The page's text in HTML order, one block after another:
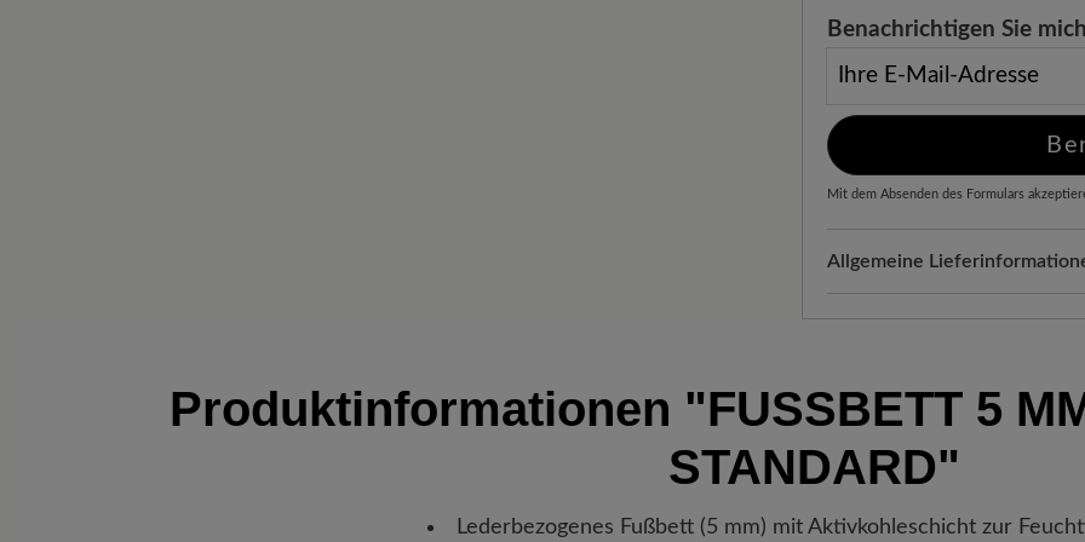
Benachrichtigen Sie
Mit dem Absenden des Formulars
Allgemeine
verlassen hat, erhalten Sie
Sendungsnummer können
Lieblingsstück gerade befindet.
Produktinformationen "FUSSBETT 5
TANDARD"
Lederbezogenes Fußbett (5 mm) mit Aktivkohleschicht zur